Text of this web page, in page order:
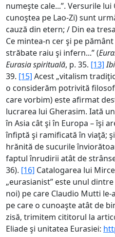
numeşte cale...”. Versurile
cunoştea pe Lao-Zi) sunt
cauză din etern; / Din ea
Ce mintea-n cer şi pe
străbate raiu şi infern...” (
Eurasia spirituală, p. 35. [13]
39. [15] Acest „vitalism
o considerăm potrivită
care vorbim) este afirmat
lucrarea lui Gherasim. Iată
în Asia cât şi în Europa – îşi
înfiptă şi ramificată în viaţă;
hrănită de sucurile
faptul înrudirii atât de
36). [16] Catalogarea lui
„eurasianist” este unul
noi) pe care Claudio Mutti
pe care o cunoaşte atât de
zisă, trimitem cititorul la
Eliade şi unitatea Eurasiei: